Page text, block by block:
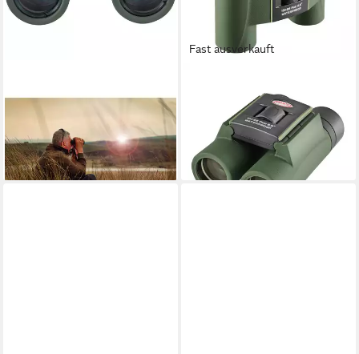
Kowa BD II 6.5x32 XD
389,00 €
19,32 €mtl. in 24 Raten
lieferbar - in 3-4 Werktagen bei dir
Fast ausverkauft
Kowa Fernglas SV II 10x25
Fernglas
119,99 €
10,96 €
mtl. in 12 Raten
lieferbar - in 3-4 Werktagen bei dir